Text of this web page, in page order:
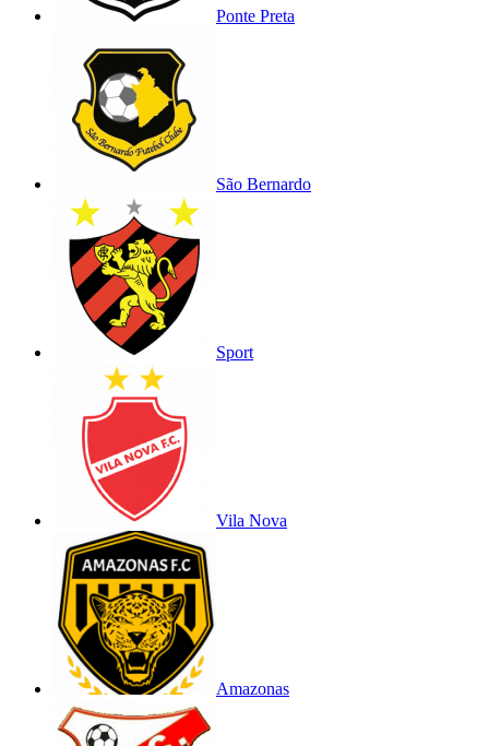
Ponte Preta
São Bernardo
Sport
Vila Nova
Amazonas